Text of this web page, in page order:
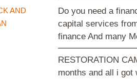
AND
Do you need a
capital services
finance And many
RESTORATION
months and all i